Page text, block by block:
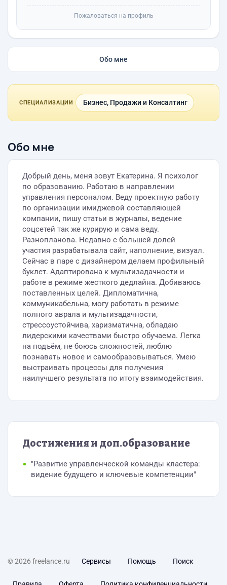
Пожаловаться на профиль
Обо мне
СПЕЦИАЛИЗАЦИИ Бизнес, Продажи и Консалтинг
Обо мне
Добрый день, меня зовут Екатерина. Я психолог
по образованию. Работаю в направлении
управления персоналом. Веду проектную работу
по организации имиджевой составляющей
компании, пишу статьи в журналы, ведение
соцсетей так же курирую и сама веду.
Разнопланова. Недавно с большей долей
участия разрабатывала сайт, наполнение, визуал.
Сейчас в паре с дизайнером делаем профильный
буклет. Адаптирована к мультизадачности и
работе в режиме жесткого дедлайна. Добиваюсь
поставленных целей. Дипломатична,
коммуникабельна, могу работать в режиме
полного аврала и мультизадачности,
стрессоустойчива, харизматична, обладаю
лидерскими качествами быстро обучаема. Легка
на подъём, не боюсь сложностей, люблю
познавать новое и самообразовываться. Умею
выстраивать процессы для получения
наилучшего результата по итогу взаимодействия.
Достижения и доп.образование
"Развитие управленческой команды кластера:
видение будущего и ключевые компетенции"
© 2026 freelance.ru Сервисы Помощь Поиск